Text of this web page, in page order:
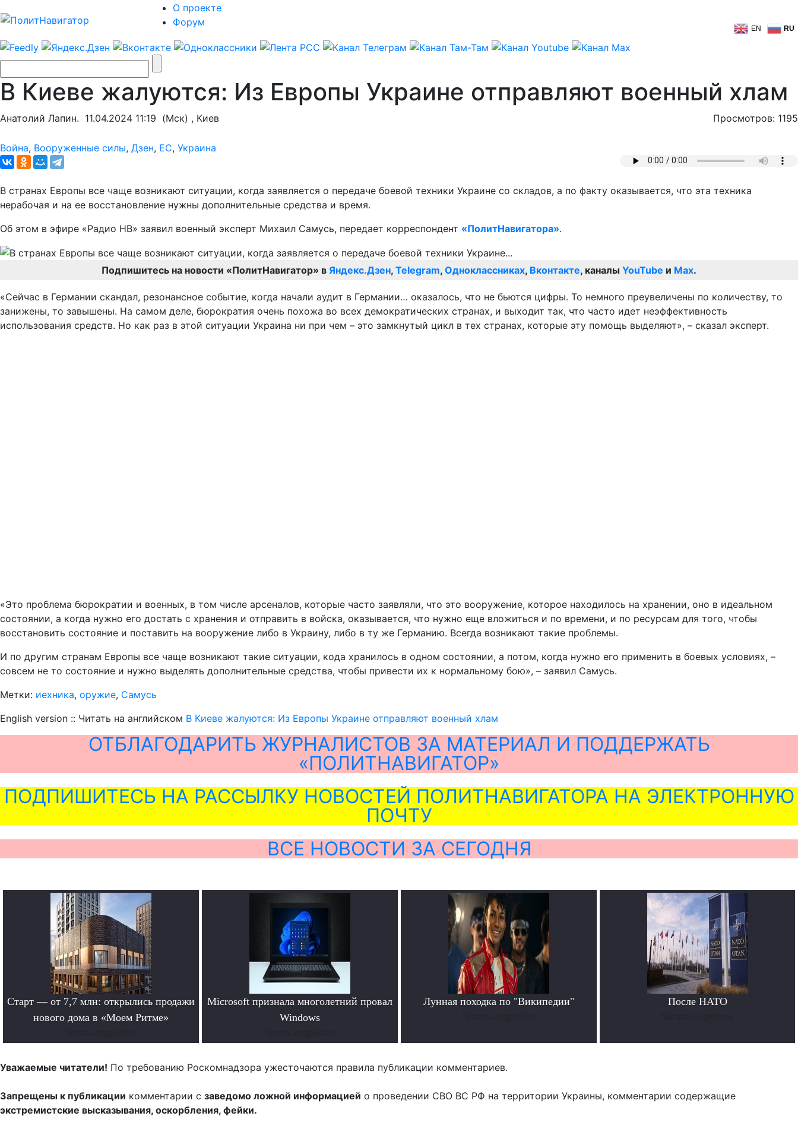
О проекте
Форум
EN RU
В Киеве жалуются: Из Европы Украине отправляют военный хлам
Анатолий Лапин. 11.04.2024 11:19 (Мск) , Киев Просмотров: 1195
Война, Вооруженные силы, Дзен, ЕС, Украина
В странах Европы все чаще возникают ситуации, когда заявляется о передаче боевой техники Украине со складов, а по факту оказывается, что эта техника
нерабочая и на ее восстановление нужны дополнительные средства и время.
Об этом в эфире «Радио НВ» заявил военный эксперт Михаил Самусь, передает корреспондент «ПолитНавигатора».
Подпишитесь на новости «ПолитНавигатор» в Яндекс.Дзен, Telegram, Одноклассниках, Вконтакте, каналы YouTube и Max.
«Сейчас в Германии скандал, резонансное событие, когда начали аудит в Германии… оказалось, что не бьются цифры. То немного преувеличены по количеству, то
занижены, то завышены. На самом деле, бюрократия очень похожа во всех демократических странах, и выходит так, что часто идет неэффективность
использования средств. Но как раз в этой ситуации Украина ни при чем – это замкнутый цикл в тех странах, которые эту помощь выделяют», – сказал эксперт.
«Это проблема бюрократии и военных, в том числе арсеналов, которые часто заявляли, что это вооружение, которое находилось на хранении, оно в идеальном
состоянии, а когда нужно его достать с хранения и отправить в войска, оказывается, что нужно еще вложиться и по времени, и по ресурсам для того, чтобы
восстановить состояние и поставить на вооружение либо в Украину, либо в ту же Германию. Всегда возникают такие проблемы.
И по другим странам Европы все чаще возникают такие ситуации, кода хранилось в одном состоянии, а потом, когда нужно его применить в боевых условиях, –
совсем не то состояние и нужно выделять дополнительные средства, чтобы привести их к нормальному бою», – заявил Самусь.
Метки: иехника, оружие, Самусь
English version :: Читать на английском В Киеве жалуются: Из Европы Украине отправляют военный хлам
ОТБЛАГОДАРИТЬ ЖУРНАЛИСТОВ ЗА МАТЕРИАЛ И ПОДДЕРЖАТЬ
«ПОЛИТНАВИГАТОР»
ПОДПИШИТЕСЬ НА РАССЫЛКУ НОВОСТЕЙ ПОЛИТНАВИГАТОРА НА ЭЛЕКТРОННУЮ
ПОЧТУ
ВСЕ НОВОСТИ ЗА СЕГОДНЯ
Старт — от 7,7 млн: открылись продажи
нового дома в «Моем Ритме»
Microsoft признала многолетний провал
Windows
Лунная походка по "Википедии" После НАТО
Уважаемые читатели! По требованию Роскомнадзора ужесточаются правила публикации комментариев.
Запрещены к публикации комментарии с заведомо ложной информацией о проведении СВО ВС РФ на территории Украины, комментарии содержащие
экстремистские высказывания, оскорбления, фейки.